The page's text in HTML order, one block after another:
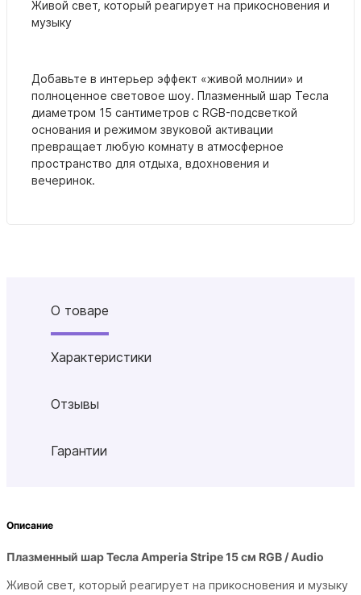
Живой свет, который реагирует на прикосновения и
музыку
Добавьте в интерьер эффект «живой молнии» и
полноценное световое шоу. Плазменный шар Тесла
диаметром 15 сантиметров с RGB-подсветкой
основания и режимом звуковой активации
превращает любую комнату в атмосферное
пространство для отдыха, вдохновения и
вечеринок.
О товаре
Характеристики
Отзывы
Гарантии
Описание
Плазменный шар Тесла Amperia Stripe 15 см RGB / Audio
Живой свет, который реагирует на прикосновения и музыку